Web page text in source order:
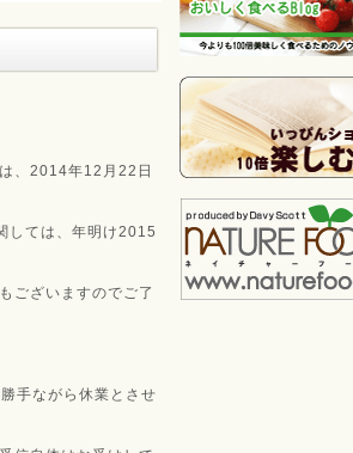
、2014年12月22日
しては、年明け2015
ございますのでご了
手ながら休業とさせ